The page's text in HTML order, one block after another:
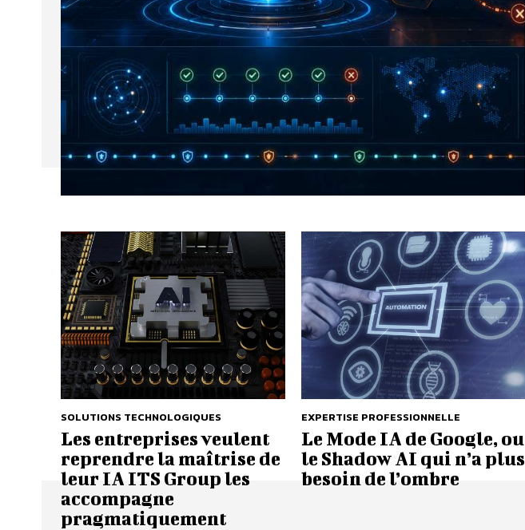
SOLUTIONS TECHNOLOGIQUES
Les entreprises veulent
reprendre la maîtrise de
leur IA ITS Group les
accompagne
pragmatiquement
EXPERTISE PROFESSIONNELLE
Le Mode IA de Google, ou
le Shadow AI qui n’a plus
besoin de l’ombre